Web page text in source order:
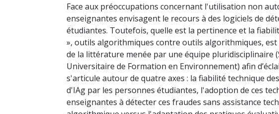
Face aux préoccupations concernant l'utilisation non
enseignantes envisagent le recours à des logiciels de
étudiantes. Toutefois, quelle est la pertinence et la
», outils algorithmiques contre outils algorithmiques,
de la littérature menée par une équipe pluridisciplinaire
Universitaire de Formation en Environnement) afin
s'articule autour de quatre axes : la fiabilité technique
d'IAg par les personnes étudiantes, l'adoption de ces
enseignantes à détecter ces fraudes sans assistance